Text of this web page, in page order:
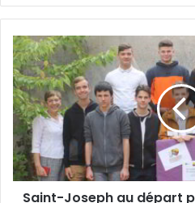
z
o
t
r
e
a
r
e
s
S
a
i
n
t
J
o
s
Saint-Joseph au départ